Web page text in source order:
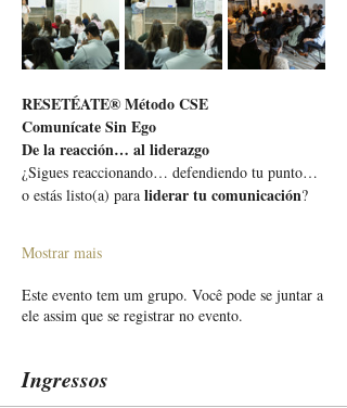
RESETÉATE® Método CSE
Comunícate Sin Ego
De la reacción… al liderazgo
¿Sigues reaccionando… defendiendo tu punto…
o estás listo(a) para liderar tu comunicación?
Mostrar mais
Este evento tem um grupo. Você pode se juntar a
ele assim que se registrar no evento.
Ingressos